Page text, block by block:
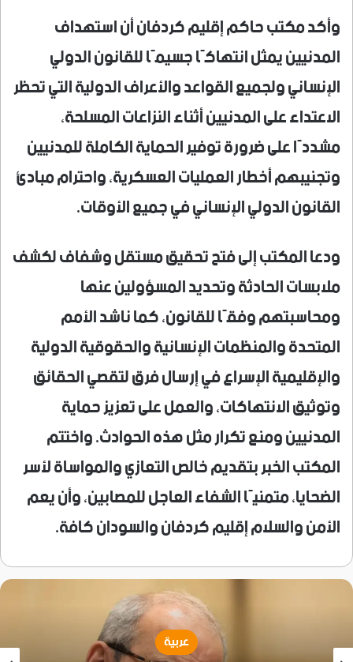
وأكد مكتب حاكم إقليم كردفان أن استهداف
المدنيين يمثل انتهاكًا جسيمًا للقانون الدولي
الإنساني ولجميع القواعد والأعراف الدولية التي تحظر
الاعتداء على المدنيين أثناء النزاعات المسلحة،
مشددًا على ضرورة توفير الحماية الكاملة للمدنيين
وتجنيبهم أخطار العمليات العسكرية، واحترام مبادئ
القانون الدولي الإنساني في جميع الأوقات.
ودعا المكتب إلى فتح تحقيق مستقل وشفاف لكشف
ملابسات الحادثة وتحديد المسؤولين عنها
ومحاسبتهم وفقًا للقانون، كما ناشد الأمم
المتحدة والمنظمات الإنسانية والحقوقية الدولية
والإقليمية الإسراع في إرسال فرق لتقصي الحقائق
وتوثيق الانتهاكات، والعمل على تعزيز حماية
المدنيين ومنع تكرار مثل هذه الحوادث. واختتم
المكتب الخبر بتقديم خالص التعازي والمواساة لأسر
الضحايا، متمنيًا الشفاء العاجل للمصابين، وأن يعم
الأمن والسلام إقليم كردفان والسودان كافة.
عربية